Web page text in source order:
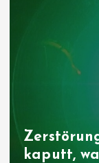
kaputt,